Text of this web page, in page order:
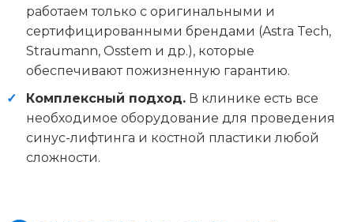
работаем только с оригинальными и
сертифицированными брендами (Astra Tech,
Straumann, Osstem и др.), которые
обеспечивают пожизненную гарантию.
Комплексный подход. В клинике есть все
необходимое оборудование для проведения
синус-лифтинга и костной пластики любой
сложности.